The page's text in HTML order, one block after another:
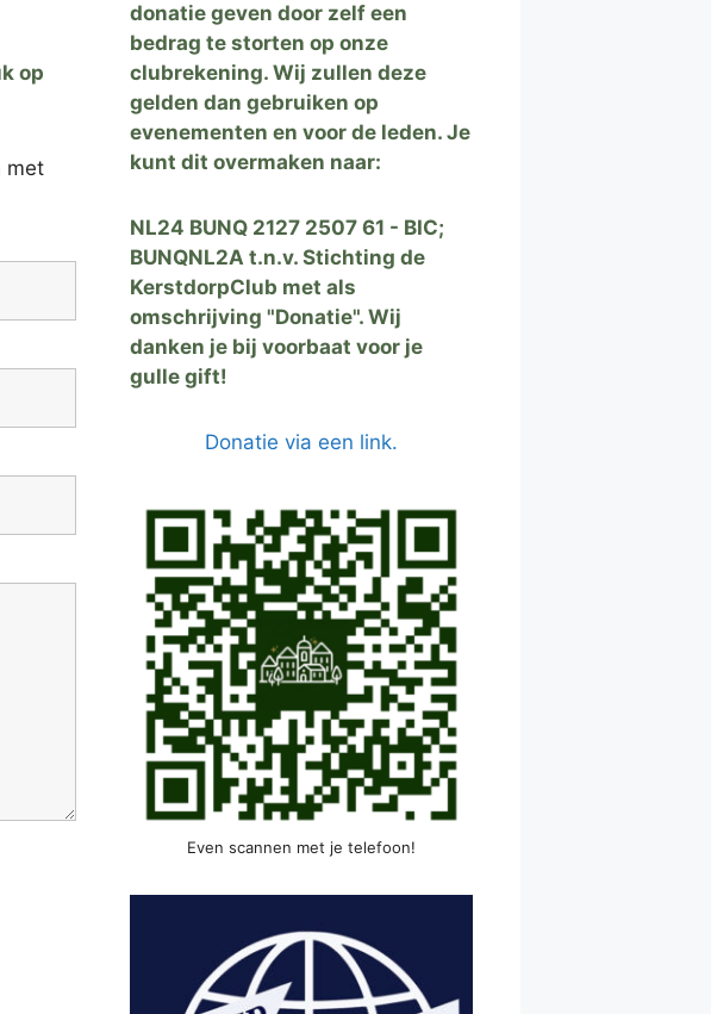
op
met
donatie geven door zelf een
bedrag te storten op onze
clubrekening. Wij zullen deze
gelden dan gebruiken op
evenementen en voor de leden. Je
kunt dit overmaken naar:
NL24 BUNQ 2127 2507 61 - BIC;
BUNQNL2A t.n.v. Stichting de
KerstdorpClub met als
omschrijving "Donatie". Wij
danken je bij voorbaat voor je
gulle gift!
Donatie via een link.
Even scannen met je telefoon!